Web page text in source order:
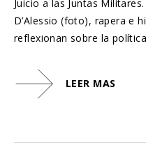
Juicio a las Juntas
D’Alessio (foto), rapera e
reflexionan sobre la
LEER MAS